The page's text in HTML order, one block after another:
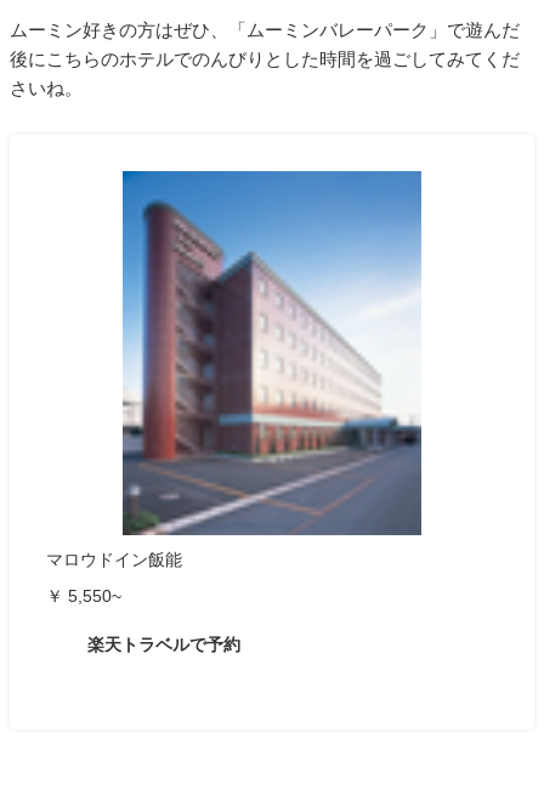
ムーミン好きの方はぜひ、「ムーミンバレーパーク」で遊んだ
後にこちらのホテルでのんびりとした時間を過ごしてみてくだ
さいね。
マロウドイン飯能
￥ 5,550~
楽天トラベルで予約